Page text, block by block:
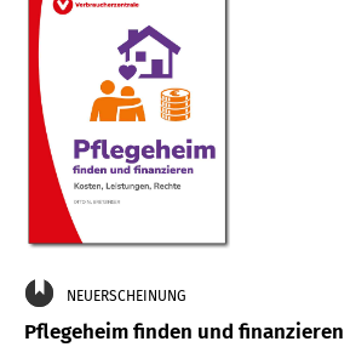
NEUERSCHEINUNG
Pflegeheim finden und finanzieren